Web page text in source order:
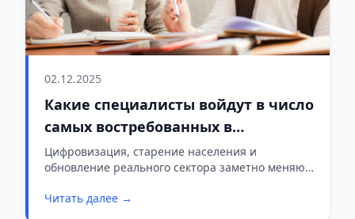
02.12.2025
Какие специалисты войдут в число
самых востребованных в
ближайшие годы
Цифровизация, старение населения и
обновление реального сектора заметно меняют
Читать далее →